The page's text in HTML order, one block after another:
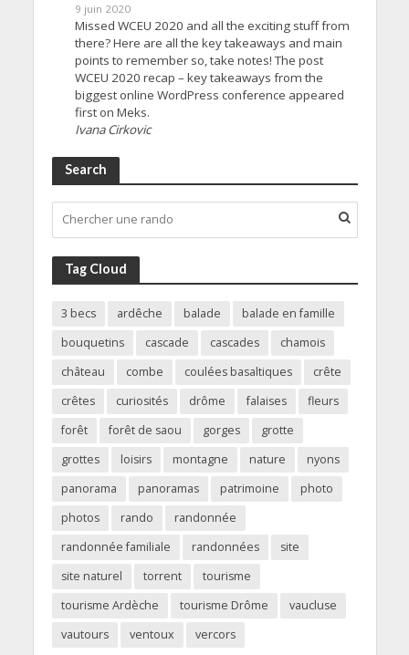
9 juin 2020
Missed WCEU 2020 and all the exciting stuff from
there? Here are all the key takeaways and main
points to remember so, take notes! The post
WCEU 2020 recap – key takeaways from the
biggest online WordPress conference appeared
first on Meks.
Ivana Cirkovic
Search
Tag Cloud
3 becs ardêche balade
balade en famille
bouquetins
cascade cascades
chamois
château
combe coulées basaltiques
crête
crêtes
curiosités drôme falaises
fleurs
forêt
forêt de saou gorges
grotte
grottes
loisirs montagne nature
nyons
panorama
panoramas patrimoine
photo
photos
rando
randonnée
randonnée familiale
randonnées
site
site naturel
torrent
tourisme
tourisme Ardèche
tourisme Drôme
vaucluse
vautours
ventoux vercors